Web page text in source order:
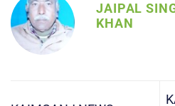
JAIPAL
KHAN